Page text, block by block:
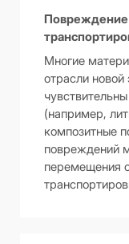
Повреждение
Многие
отрасли новой
(например,
композитные
повреждений
перемещения